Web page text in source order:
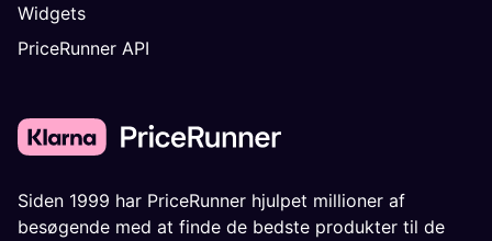
Widgets
PriceRunner API
Siden 1999 har PriceRunner hjulpet millioner af
besøgende med at finde de bedste produkter til de